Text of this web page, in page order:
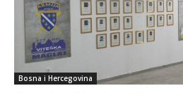
Bosna i Hercegovina